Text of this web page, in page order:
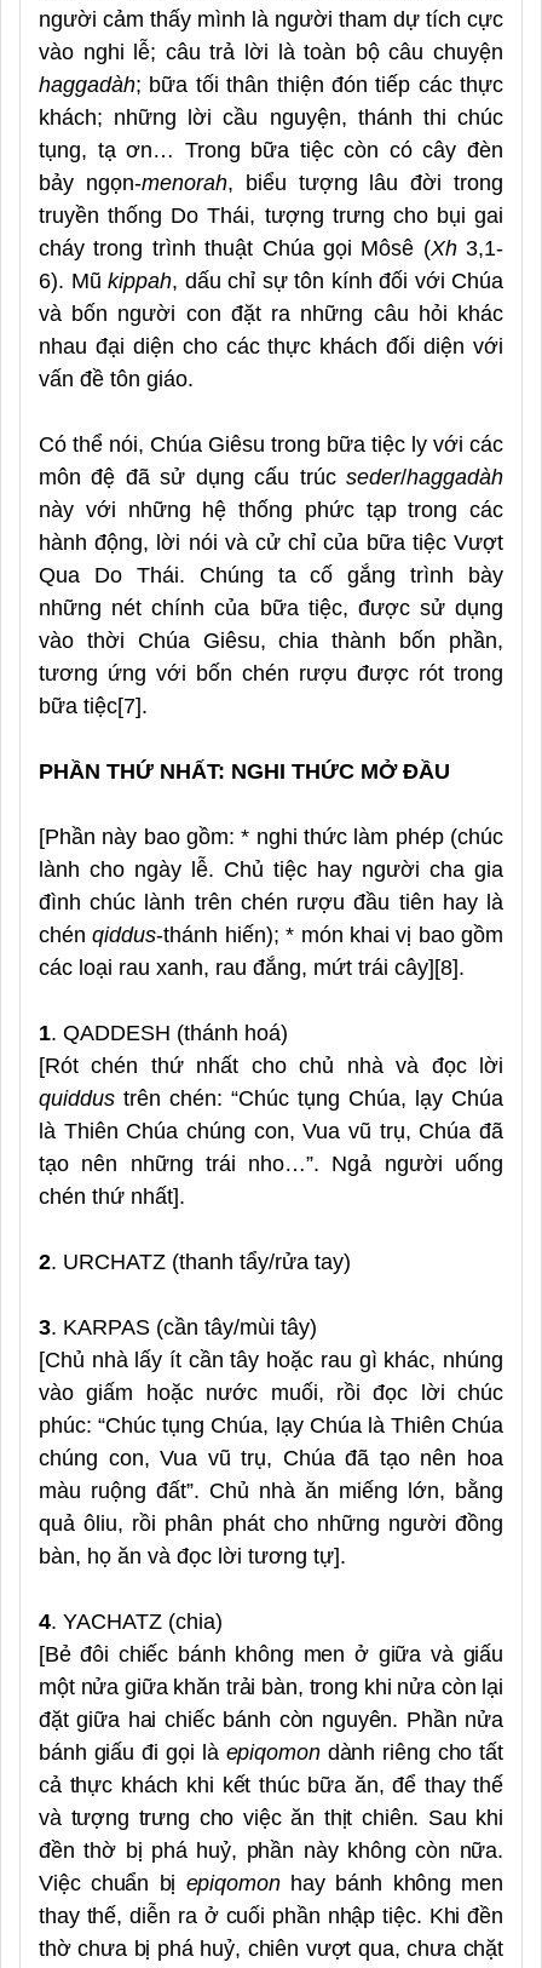
người cảm thấy mình là người tham dự tích cực
vào nghi lễ; câu trả lời là toàn bộ câu chuyện
haggadàh; bữa tối thân thiện đón tiếp các thực
khách; những lời cầu nguyện, thánh thi chúc
tụng, tạ ơn… Trong bữa tiệc còn có cây đèn
bảy ngọn-menorah, biểu tượng lâu đời trong
truyền thống Do Thái, tượng trưng cho bụi gai
cháy trong trình thuật Chúa gọi Môsê (Xh3,1-
6). Mũ kippah, dấu chỉ sự tôn kính đối với Chúa
và bốn người con đặt ra những câu hỏi khác
nhau đại diện cho các thực khách đối diện với
vấn đề tôn giáo.
Có thể nói, Chúa Giêsu trong bữa tiệc ly với các
môn đệ đã sử dụng cấu trúc seder/haggadàh
này với những hệ thống phức tạp trong các
hành động, lời nói và cử chỉ của bữa tiệc Vượt
Qua Do Thái. Chúng ta cố gắng trình bày
những nét chính của bữa tiệc, được sử dụng
vào thời Chúa Giêsu, chia thành bốn phần,
tương ứng với bốn chén rượu được rót trong
bữa tiệc[7].
PHẦN THỨ NHẤT: NGHI THỨC MỞ ĐẦU
[Phần này bao gồm: * nghi thức làm phép (chúc
lành cho ngày lễ. Chủ tiệc hay người cha gia
đình chúc lành trên chén rượu đầu tiên hay là
chénqiddus-thánh hiến); * món khai vị bao gồm
các loại rau xanh, rau đắng, mứt trái cây][8].
1. QADDESH (thánh hoá)
[Rót chén thứ nhất cho chủ nhà và đọc lời
quiddus trên chén: “Chúc tụng Chúa, lạy Chúa
là Thiên Chúa chúng con, Vua vũ trụ, Chúa đã
tạo nên những trái nho…”. Ngả người uống
chén thứ nhất].
2. URCHATZ (thanh tẩy/rửa tay)
3. KARPAS (cần tây/mùi tây)
[Chủ nhà lấy ít cần tây hoặc rau gì khác, nhúng
vào giấm hoặc nước muối, rồi đọc lời chúc
phúc: “Chúc tụng Chúa, lạy Chúa là Thiên Chúa
chúng con, Vua vũ trụ, Chúa đã tạo nên hoa
màu ruộng đất”. Chủ nhà ăn miếng lớn, bằng
quả ôliu, rồi phân phát cho những người đồng
bàn, họ ăn và đọc lời tương tự].
4. YACHATZ (chia)
[Bẻ đôi chiếc bánh không men ở giữa và giấu
một nửa giữa khăn trải bàn, trong khi nửa còn lại
đặt giữa hai chiếc bánh còn nguyên. Phần nửa
bánh giấu đi gọi là epiqomondành riêng cho tất
cả thực khách khi kết thúc bữa ăn, để thay thế
và tượng trưng cho việc ăn thịt chiên. Sau khi
đền thờ bị phá huỷ, phần này không còn nữa.
Việc chuẩn bị epiqomonhay bánh không men
thay thế, diễn ra ở cuối phần nhập tiệc. Khi đền
thờ chưa bị phá huỷ, chiên vượt qua, chưa chặt